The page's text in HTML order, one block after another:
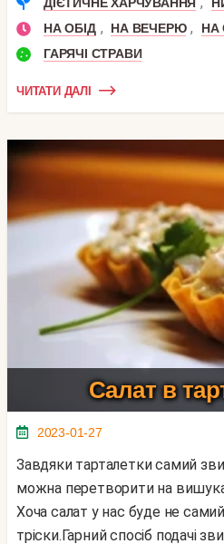
ДІЄТИЧНЕ ХАРЧУВАННЯ
НА ОБІД , НА ВЕЧЕРЮ ,
НА
ГАРЯЧІ СТРАВИ
ЧИТАТИ ДАЛІ
Салат в
2023-01-27
Завдяки тарталетки самий звичайний салат легко
можна перетворити на
Хоча салат у нас буде не
тріски.Гарний спосіб подачі